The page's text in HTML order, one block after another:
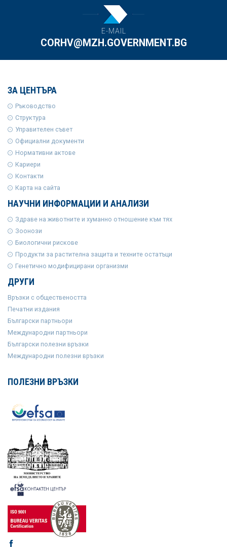
E-MAIL
CORHV@MZH.GOVERNMENT.BG
ЗА ЦЕНТЪРА
Ръководство
Структура
Управителен съвет
Официални документи
Нормативни актове
Кариери
Контакти
Карта на сайта
НАУЧНИ ИНФОРМАЦИИ И АНАЛИЗИ
Здраве на животните и хуманно отношение към тях
Зоонози
Биологични рискове
Продукти за растителна защита и техните остатъци
Генетично модифицирани организми
ДРУГИ
Връзки с обществеността
Печатни издания
Български партньори
Международни партньори
Български полезни връзки
Международни полезни връзки
ПОЛЕЗНИ ВРЪЗКИ